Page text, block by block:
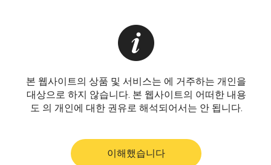
본 웹사이트의 상품 및 서비스는 에 거주하는 개인을
대상으로 하지 않습니다. 본 웹사이트의 어떠한 내용
도 의 개인에 대한 권유로 해석되어서는 안 됩니다.
이해했습니다